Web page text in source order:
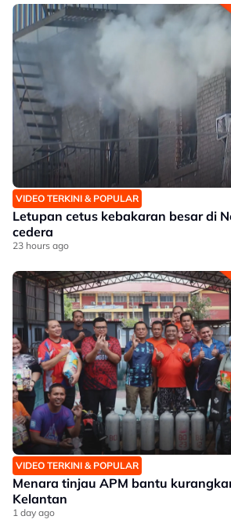
VIDEO TERKINI & POPULAR
Letupan cetus kebakaran besar di
cedera
23 hours ago
VIDEO TERKINI & POPULAR
Menara tinjau APM bantu
Kelantan
1 day ago